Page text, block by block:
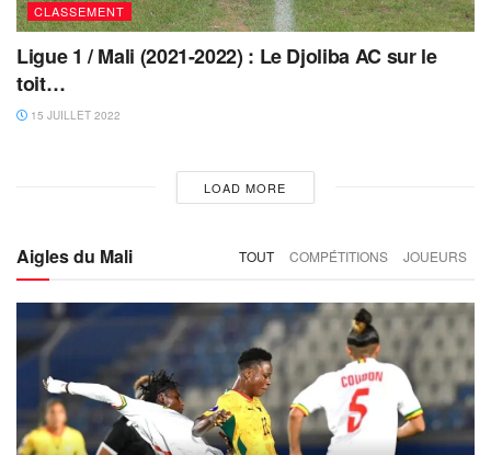
CLASSEMENT
Ligue 1 / Mali (2021-2022) : Le Djoliba AC sur le
toit…
15 JUILLET 2022
LOAD MORE
Aigles du Mali TOUT COMPÉTITIONS JOUEURS